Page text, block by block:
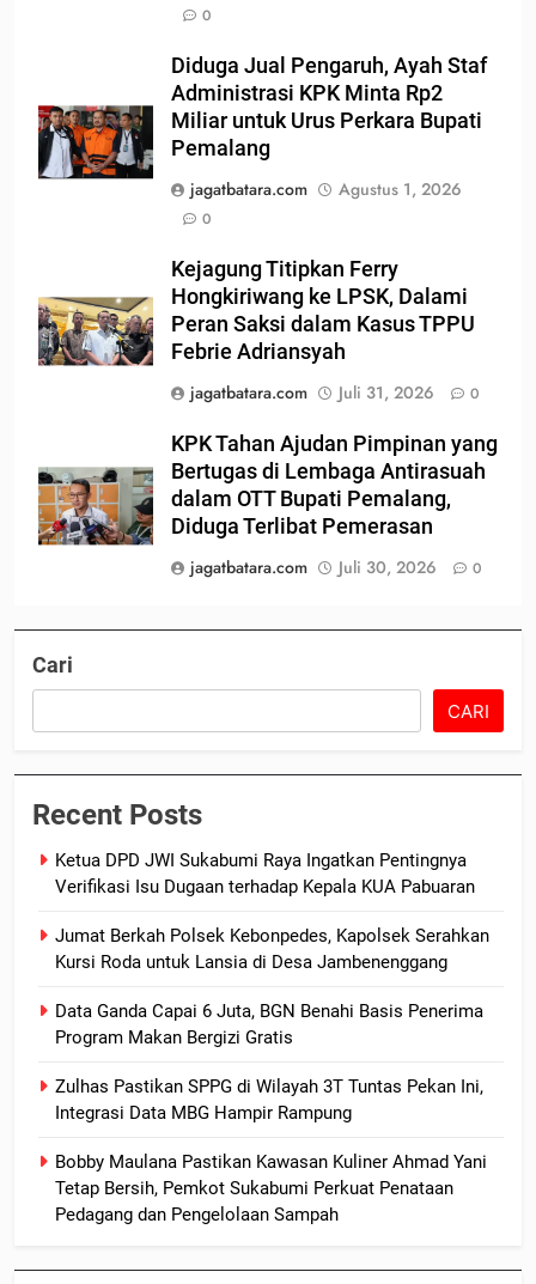
0
Diduga Jual Pengaruh, Ayah Staf
Administrasi KPK Minta Rp2
Miliar untuk Urus Perkara Bupati
Pemalang
jagatbatara.com
Agustus 1, 2026
0
Kejagung Titipkan Ferry
Hongkiriwang ke LPSK, Dalami
Peran Saksi dalam Kasus TPPU
Febrie Adriansyah
jagatbatara.com
Juli 31, 2026 0
KPK Tahan Ajudan Pimpinan yang
Bertugas di Lembaga Antirasuah
dalam OTT Bupati Pemalang,
Diduga Terlibat Pemerasan
jagatbatara.com
Juli 30, 2026 0
Cari
CARI
Recent Posts
Ketua DPD JWI Sukabumi Raya Ingatkan Pentingnya
Verifikasi Isu Dugaan terhadap Kepala KUA Pabuaran
Jumat Berkah Polsek Kebonpedes, Kapolsek Serahkan
Kursi Roda untuk Lansia di Desa Jambenenggang
Data Ganda Capai 6 Juta, BGN Benahi Basis Penerima
Program Makan Bergizi Gratis
Zulhas Pastikan SPPG di Wilayah 3T Tuntas Pekan Ini,
Integrasi Data MBG Hampir Rampung
Bobby Maulana Pastikan Kawasan Kuliner Ahmad Yani
Tetap Bersih, Pemkot Sukabumi Perkuat Penataan
Pedagang dan Pengelolaan Sampah